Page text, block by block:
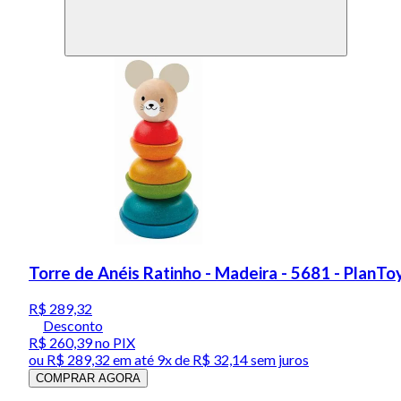
Torre de Anéis Ratinho - Madeira - 5681 -
R$ 289,32
Desconto
R$ 260,39no PIX
ou R$ 289,32 em até 9x de R$ 32,14 sem juros
COMPRAR AGORA